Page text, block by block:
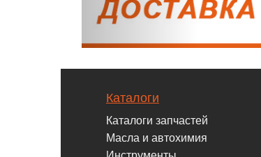
Каталоги
Каталоги запчастей
Масла и автохимия